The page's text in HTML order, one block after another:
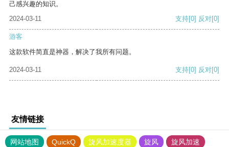
己感兴趣的知识。
2024-03-11
支持[0] 反对[0]
游客
这款软件简直是神器，解决了我所有问题。
2024-03-11 支持[0] 反对[0]
友情链接
网站地图 QuickQ 旋风加速度器 旋风
旋风加速